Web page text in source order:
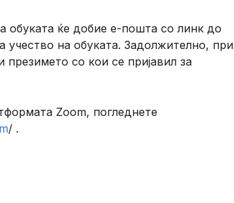
обуката ќе добие е-пошта со линк до
учество на обуката. Задолжително, при
со кои се пријавил за
Zoom, погледнете
/ .